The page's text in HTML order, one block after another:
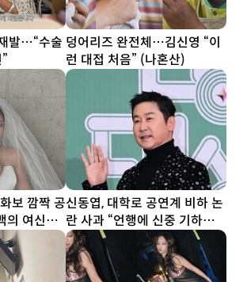
발…“수술 덩어리즈 완전체…김신영 “이
런 대접 처음” (나혼산)
보 깜짝 공
의 여신
신동엽, 대학로 공연계 비하 논
란 사과 “언행에 신중 기하겠
다”